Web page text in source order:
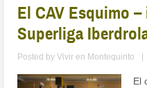
El CAV Esquimo
Superliga
Posted byVivir en Montequinto
El